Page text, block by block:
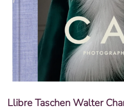
Llibre Taschen Walter